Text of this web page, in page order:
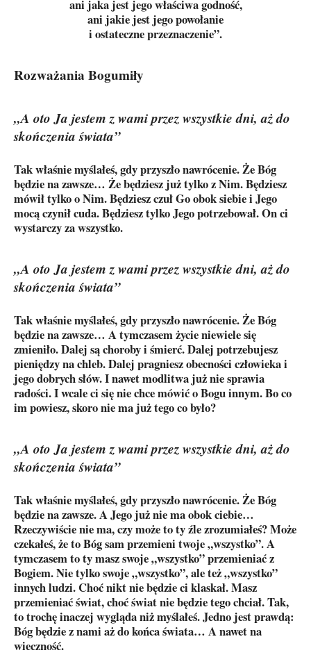
ani jaka jest jego właściwa godność,
ani jakie jest jego powołanie
i ostateczne przeznaczenie”.
Rozważania Bogumiły
„A oto Ja jestem z wami przez wszystkie dni, aż do
skończenia świata”
Tak właśnie myślałeś, gdy przyszło nawrócenie. Że Bóg
będzie na zawsze… Że będziesz już tylko z Nim. Będziesz
mówił tylko o Nim. Będziesz czuł Go obok siebie i Jego
mocą czynił cuda. Będziesz tylko Jego potrzebował. On ci
wystarczy za wszystko.
„A oto Ja jestem z wami przez wszystkie dni, aż do
skończenia świata”
Tak właśnie myślałeś, gdy przyszło nawrócenie. Że Bóg
będzie na zawsze… A tymczasem życie niewiele się
zmieniło. Dalej są choroby i śmierć. Dalej potrzebujesz
pieniędzy na chleb. Dalej pragniesz obecności człowieka i
jego dobrych słów. I nawet modlitwa już nie sprawia
radości. I wcale ci się nie chce mówić o Bogu innym. Bo co
im powiesz, skoro nie ma już tego co było?
„A oto Ja jestem z wami przez wszystkie dni, aż do
skończenia świata”
Tak właśnie myślałeś, gdy przyszło nawrócenie. Że Bóg
będzie na zawsze. A Jego już nie ma obok ciebie…
Rzeczywiście nie ma, czy może to ty źle zrozumiałeś? Może
czekałeś, że to Bóg sam przemieni twoje „wszystko”. A
tymczasem to ty masz swoje „wszystko” przemieniać z
Bogiem. Nie tylko swoje „wszystko”, ale też „wszystko”
innych ludzi. Choć nikt nie będzie ci klaskał. Masz
przemieniać świat, choć świat nie będzie tego chciał. Tak,
to trochę inaczej wygląda niż myślałeś. Jedno jest prawdą:
Bóg będzie z nami aż do końca świata… A nawet na
wieczność.